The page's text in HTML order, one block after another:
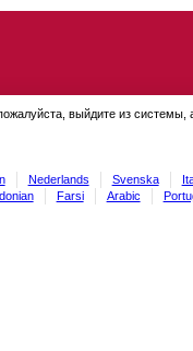
выйдите из системы,
Nederlands Svenska
Farsi Arabic